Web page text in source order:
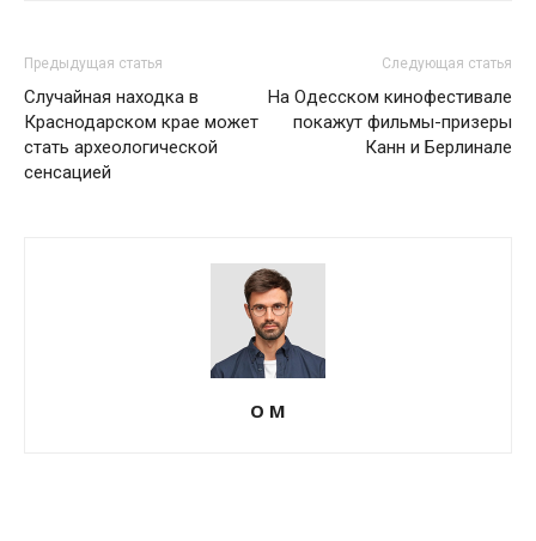
Предыдущая статья
Случайная находка в
Краснодарском крае может
стать археологической
сенсацией
Следующая статья
На Одесском кинофестивале
покажут фильмы-призеры
Канн и Берлинале
О М